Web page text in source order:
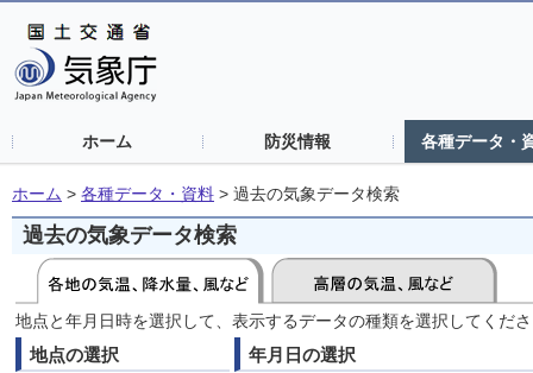
ホーム 防災情報 各種データ・
ホーム > 各種データ・資料 > 過去の気象データ検索
過去の気象データ検索
地点と年月日時を選択して、表示するデータの種類を選択してくだ
地点の選択 年月日の選択